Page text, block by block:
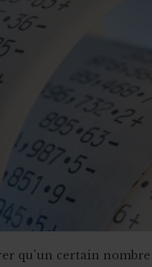
qu'un certain